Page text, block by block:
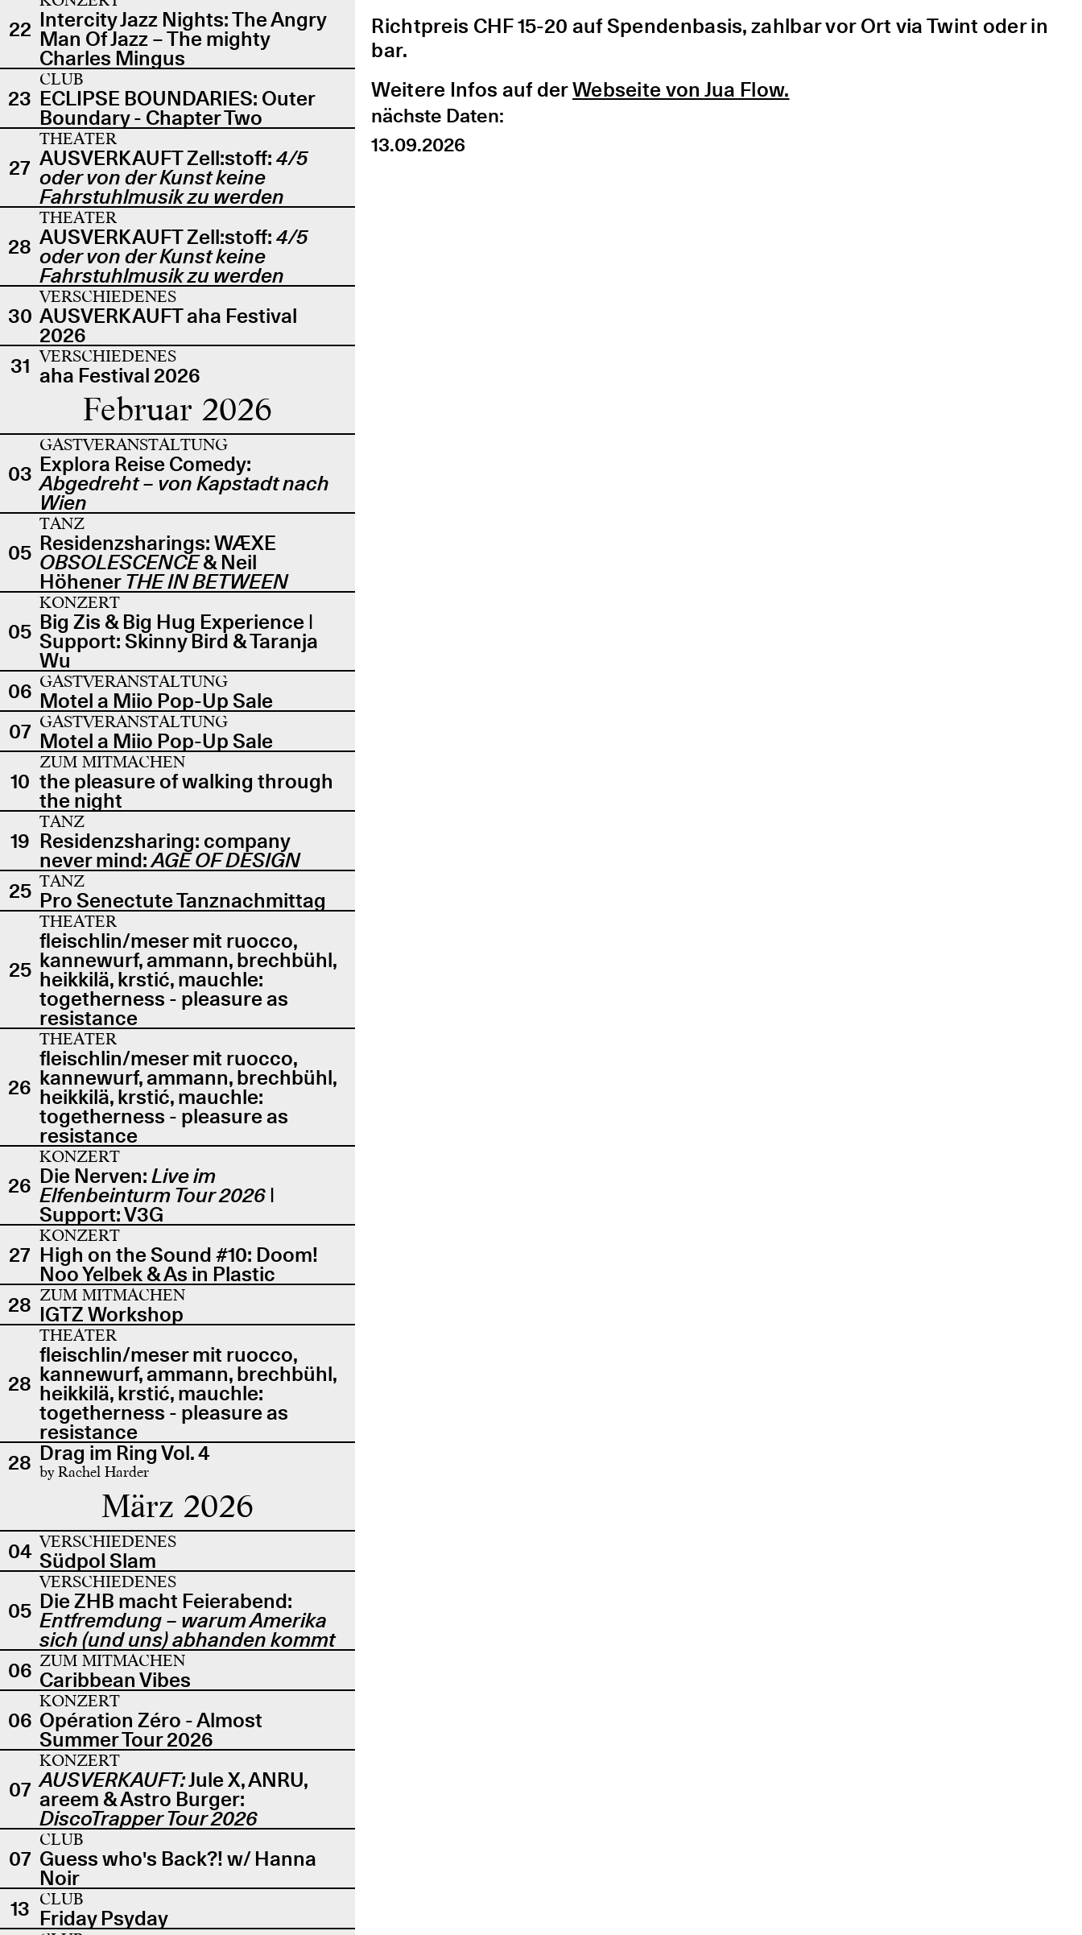
22 Intercity Jazz Nights: The Angry
Man Of Jazz – The mighty
Charles Mingus
23
CLUB
ECLIPSE BOUNDARIES: Outer
Boundary - Chapter Two
27
THEATER
AUSVERKAUFT Zell:stoff: 4/5
oder von der Kunst keine
Fahrstuhlmusik zu werden
28
THEATER
AUSVERKAUFT Zell:stoff: 4/5
oder von der Kunst keine
Fahrstuhlmusik zu werden
30
VERSCHIEDENES
AUSVERKAUFT aha Festival
2026
31 VERSCHIEDENES
aha Festival 2026
Februar 2026
03
GASTVERANSTALTUNG
Explora Reise Comedy:
Abgedreht – von Kapstadt nach
Wien
05
TANZ
Residenzsharings: WÆXE
OBSOLESCENCE& Neil
Höhener THE IN BETWEEN
05
KONZERT
Big Zis & Big Hug Experience |
Support: Skinny Bird & Taranja
Wu
06 GASTVERANSTALTUNG
Motel a Miio Pop-Up Sale
07 GASTVERANSTALTUNG
Motel a Miio Pop-Up Sale
10
ZUM MITMACHEN
the pleasure of walking through
the night
19
TANZ
Residenzsharing: company
never mind:AGE OF DESIGN
25 TANZ
Pro Senectute Tanznachmittag
25
THEATER
fleischlin/meser mit ruocco,
kannewurf, ammann, brechbühl,
heikkilä, krstić, mauchle:
togetherness - pleasure as
resistance
26
THEATER
fleischlin/meser mit ruocco,
kannewurf, ammann, brechbühl,
heikkilä, krstić, mauchle:
togetherness - pleasure as
resistance
26
KONZERT
Die Nerven:Live im
Elfenbeinturm Tour 2026 |
Support: V3G
27
KONZERT
High on the Sound #10: Doom!
Noo Yelbek & As in Plastic
28 ZUM MITMACHEN
IGTZ Workshop
28
THEATER
fleischlin/meser mit ruocco,
kannewurf, ammann, brechbühl,
heikkilä, krstić, mauchle:
togetherness - pleasure as
resistance
28 Drag im Ring Vol. 4
by Rachel Harder
März 2026
04 VERSCHIEDENES
Südpol Slam
05
VERSCHIEDENES
Die ZHB macht Feierabend:
Entfremdung – warum Amerika
sich (und uns) abhanden kommt
06 ZUM MITMACHEN
Caribbean Vibes
06
KONZERT
Opération Zéro - Almost
Summer Tour 2026
07
KONZERT
AUSVERKAUFT:Jule X, ANRU,
areem & Astro Burger:
DiscoTrapper Tour 2026
07
CLUB
Guess who's Back?! w/ Hanna
Noir
13 CLUB
Friday Psyday
Richtpreis CHF 15-20 auf Spendenbasis, zahlbar vor Ort via Twint oder in
bar.
Weitere Infos auf derWebseite von Jua Flow.
nächste Daten:
13.09.2026